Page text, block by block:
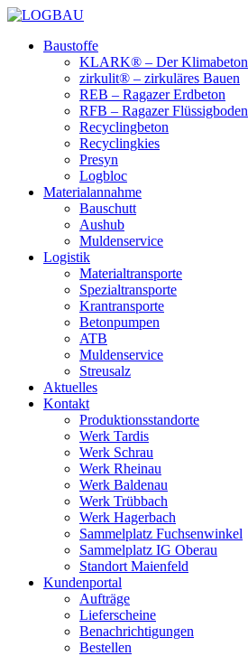
Baustoffe
KLARK® – Der Klimabeton
zirkulit® – zirkuläres Bauen
REB – Ragazer Erdbeton
RFB – Ragazer Flüssigboden
Recyclingbeton
Recyclingkies
Presyn
Logbloc
Materialannahme
Bauschutt
Aushub
Muldenservice
Logistik
Materialtransporte
Spezialtransporte
Krantransporte
Betonpumpen
ATB
Muldenservice
Streusalz
Aktuelles
Kontakt
Produktionsstandorte
Werk Tardis
Werk Schrau
Werk Rheinau
Werk Baldenau
Werk Trübbach
Werk Hagerbach
Sammelplatz Fuchsenwinkel
Sammelplatz IG Oberau
Standort Maienfeld
Kundenportal
Aufträge
Lieferscheine
Benachrichtigungen
Bestellen